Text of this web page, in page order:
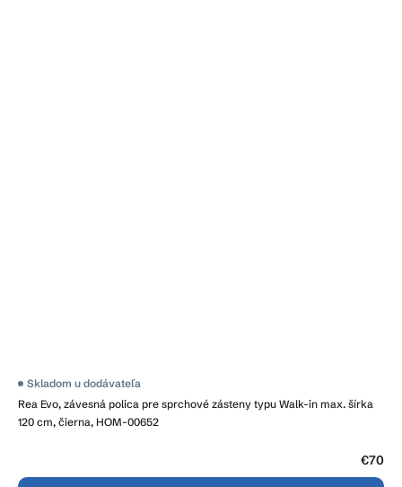
Rea Evo, závesná polica pre sprchové zásteny typu Walk-in max. šírka
120 cm, čierna, HOM-00652
Priemerné
hodnotenie
produktu
je
Skladom u dodávateľa
€70